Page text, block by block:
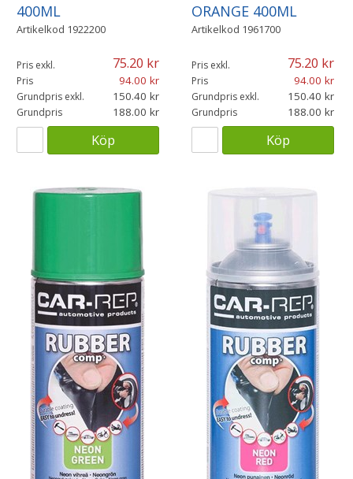
400ML
Artikelkod 1922200
Pris exkl. 75.20
Pris 94.00
Grundpris exkl. 150.40
Grundpris 188.00
Köp
ORANGE 400ML
Artikelkod 1961700
Pris exkl. 75.20
Pris 94.00
Grundpris exkl. 150.40
Grundpris 188.00
Köp